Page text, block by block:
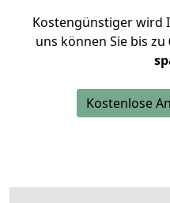
Kostengünstiger wird
uns können Sie bis zu
Kostenlose